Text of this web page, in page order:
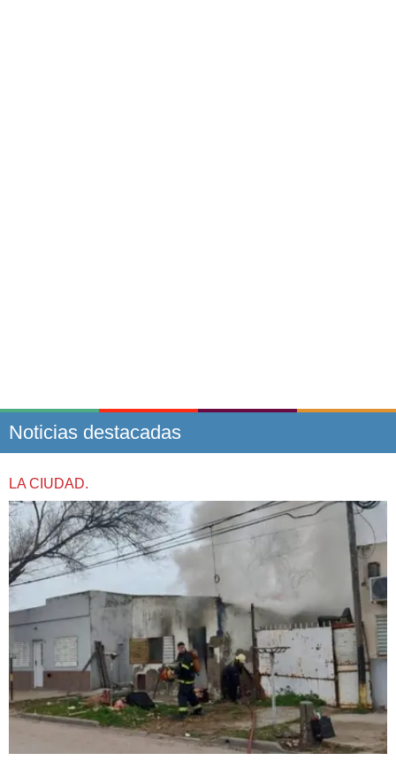
Noticias destacadas
LA CIUDAD.